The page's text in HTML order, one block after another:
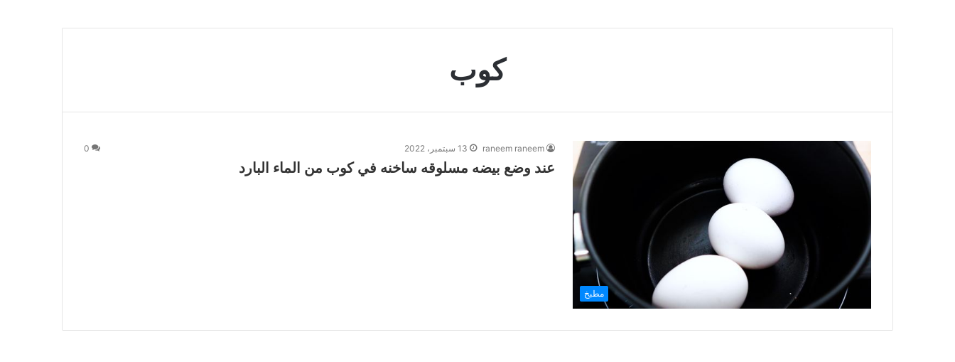
كوب
مطبخ
raneem raneem 13 سبتمبر، 2022 0
عند وضع بيضه مسلوقه ساخنه في كوب من الماء البارد